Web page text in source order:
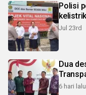
Polisi
Jul 23rd
Dua
6 hari lalu